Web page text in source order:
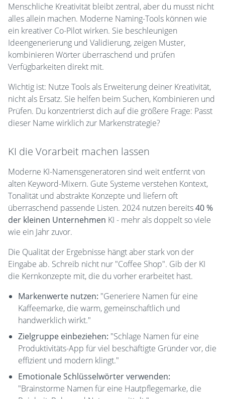
Menschliche Kreativität bleibt zentral, aber du musst nicht
alles allein machen. Moderne Naming-Tools können wie
ein kreativer Co-Pilot wirken. Sie beschleunigen
Ideengenerierung und Validierung, zeigen Muster,
kombinieren Wörter überraschend und prüfen
Verfügbarkeiten direkt mit.
Wichtig ist: Nutze Tools als Erweiterung deiner Kreativität,
nicht als Ersatz. Sie helfen beim Suchen, Kombinieren und
Prüfen. Du konzentrierst dich auf die größere Frage: Passt
dieser Name wirklich zur Markenstrategie?
KI die Vorarbeit machen lassen
Moderne KI-Namensgeneratoren sind weit entfernt von
alten Keyword-Mixern. Gute Systeme verstehen Kontext,
Tonalität und abstrakte Konzepte und liefern oft
überraschend passende Listen. 2024 nutzen bereits40 %
der kleinen Unternehmen KI - mehr als doppelt so viele
wie ein Jahr zuvor.
Die Qualität der Ergebnisse hängt aber stark von der
Eingabe ab. Schreib nicht nur "Coffee Shop". Gib der KI
die Kernkonzepte mit, die du vorher erarbeitet hast.
Markenwerte nutzen: "Generiere Namen für eine
Kaffeemarke, die warm, gemeinschaftlich und
handwerklich wirkt."
Zielgruppe einbeziehen: "Schlage Namen für eine
Produktivitäts-App für viel beschäftigte Gründer vor, die
effizient und modern klingt."
Emotionale Schlüsselwörter verwenden:
"Brainstorme Namen für eine Hautpflegemarke, die